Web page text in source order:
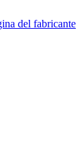
del fabricante